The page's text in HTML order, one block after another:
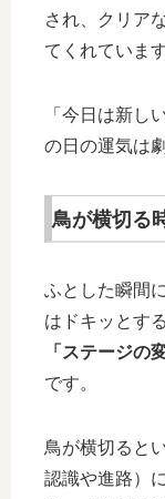
され、クリア
てくれています
「今日は新し
の日の運気は
鳥が横切る
ふとした瞬間
はドキッとす
「ステージの
です。
鳥が横切ると
認識や進路）